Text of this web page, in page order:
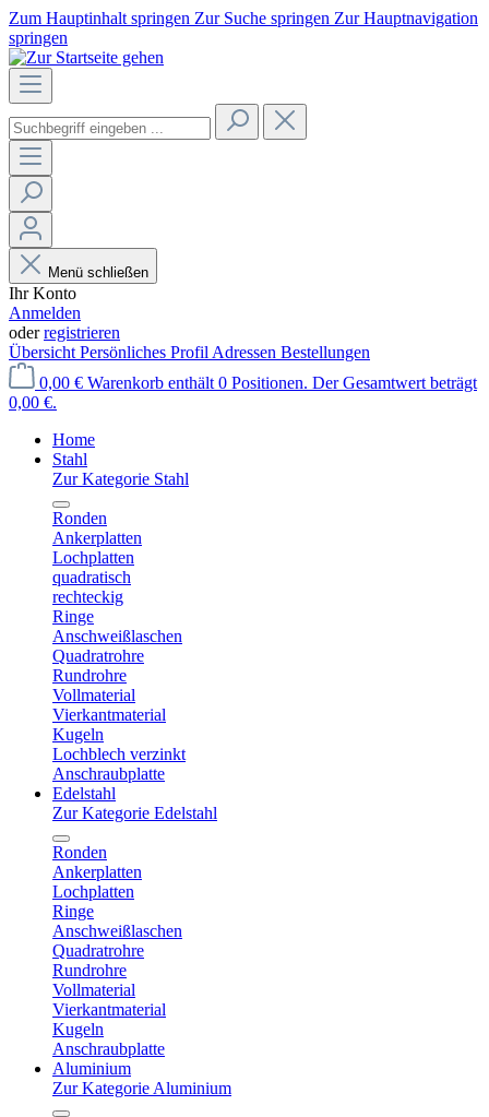
Zum Hauptinhalt springen Zur Suche springen Zur Hauptnavigation
springen
Menü schließen
Ihr Konto
Anmelden
oderregistrieren
Übersicht Persönliches Profil Adressen Bestellungen
0,00 € Warenkorb enthält 0 Positionen. Der Gesamtwert beträgt
0,00 €.
Home
Stahl
Zur Kategorie Stahl
Ronden
Ankerplatten
Lochplatten
quadratisch
rechteckig
Ringe
Anschweißlaschen
Quadratrohre
Rundrohre
Vollmaterial
Vierkantmaterial
Kugeln
Lochblech verzinkt
Anschraubplatte
Edelstahl
Zur Kategorie Edelstahl
Ronden
Ankerplatten
Lochplatten
Ringe
Anschweißlaschen
Quadratrohre
Rundrohre
Vollmaterial
Vierkantmaterial
Kugeln
Anschraubplatte
Aluminium
Zur Kategorie Aluminium